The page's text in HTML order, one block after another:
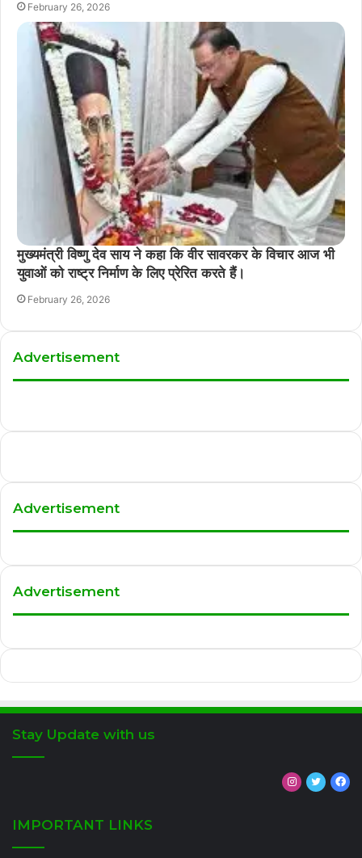
February 26, 2026
मुख्यमंत्री विष्णु देव साय ने कहा कि वीर सावरकर के विचार आज भी
युवाओं को राष्ट्र निर्माण के लिए प्रेरित करते हैं।
February 26, 2026
Advertisement
Advertisement
Advertisement
Stay Update with us
Twitter
Instagram
IMPORTANT LINKS